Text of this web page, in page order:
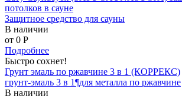
потолков в сауне
Защитное средство для сауны
В наличии
от 0 P
Подробнее
Быстро сохнет!
Грунт эмаль по ржавчине 3 в 1 (КОРРЕКС)
грунт-эмаль 3 в 1¶для металла по ржавчине
В наличии